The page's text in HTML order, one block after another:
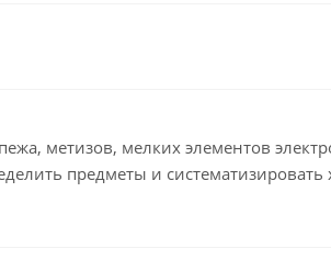
метизов, мелких элементов
предметы и систематизировать